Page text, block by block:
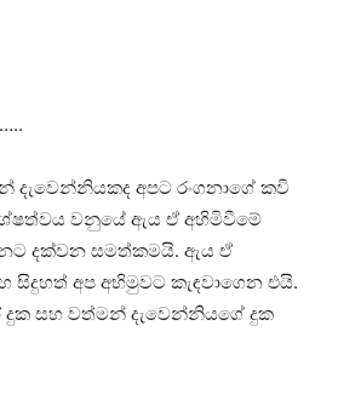
දැවෙන්නියකද අපට රංගනාගේ කවි
වනුයේ ඇය ඒ අහිමිවීමේ
දක්වන සමත්කමයි. ඇය ඒ
සිදුහත් අප අභිමුවට කැඳවාගෙන එයි.
සහ වත්මන් දැවෙන්නියගේ දුක